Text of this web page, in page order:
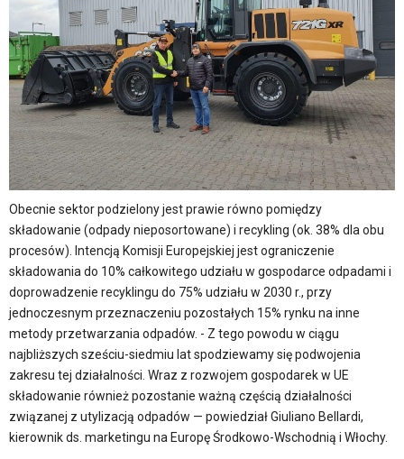
Obecnie sektor podzielony jest prawie równo pomiędzy
składowanie (odpady nieposortowane) i recykling (ok. 38% dla obu
procesów). Intencją Komisji Europejskiej jest ograniczenie
składowania do 10% całkowitego udziału w gospodarce odpadami i
doprowadzenie recyklingu do 75% udziału w 2030 r., przy
jednoczesnym przeznaczeniu pozostałych 15% rynku na inne
metody przetwarzania odpadów. - Z tego powodu w ciągu
najbliższych sześciu-siedmiu lat spodziewamy się podwojenia
zakresu tej działalności. Wraz z rozwojem gospodarek w UE
składowanie również pozostanie ważną częścią działalności
związanej z utylizacją odpadów — powiedział Giuliano Bellardi,
kierownik ds. marketingu na Europę Środkowo-Wschodnią i Włochy.